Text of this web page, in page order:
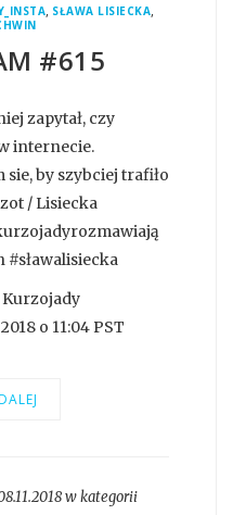
, SŁAWA LISIECKA,
#615
zapytał, czy
internecie.
sie, by szybciej trafiło
/ Lisiecka
o 11:04 PST
w kategorii